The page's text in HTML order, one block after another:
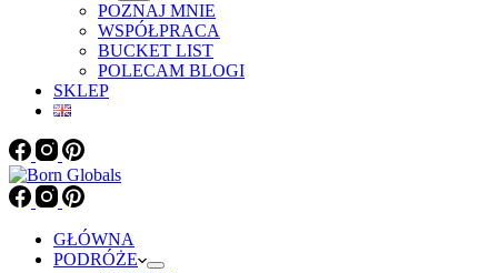
POZNAJ MNIE
WSPÓŁPRACA
BUCKET LIST
POLECAM BLOGI
SKLEP
GŁÓWNA
PODRÓŻE